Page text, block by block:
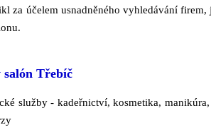
za účelem usnadněného vyhledávání
Třebíč
služby - kadeřnictví, kosmetika,